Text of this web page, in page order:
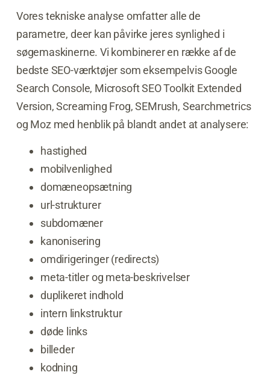
Vores tekniske analyse omfatter alle de
parametre, deer kan påvirke jeres synlighed i
søgemaskinerne. Vi kombinerer en række af de
bedste SEO-værktøjer som eksempelvis Google
Search Console, Microsoft SEO Toolkit Extended
Version, Screaming Frog, SEMrush, Searchmetrics
og Moz med henblik på blandt andet at analysere:
hastighed
mobilvenlighed
domæneopsætning
url-strukturer
subdomæner
kanonisering
omdirigeringer (redirects)
meta-titler og meta-beskrivelser
duplikeret indhold
intern linkstruktur
døde links
billeder
kodning